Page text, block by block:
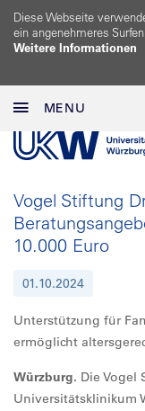
Diese Webseite
ein angenehmeres
Weitere Informationen
MENU
Vogel Stiftung
10.000 Euro
01.10.2024
Unterstützung für
ermöglicht
Würzburg. Die Vogel
Universitätsklinikum